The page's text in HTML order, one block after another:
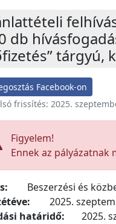
db
tárgyú,
Facebook-on
frissítés: 2025.
Figyelem!
Ennek az pályázatnak
Beszerzési és
2025.
határidő:
2025.